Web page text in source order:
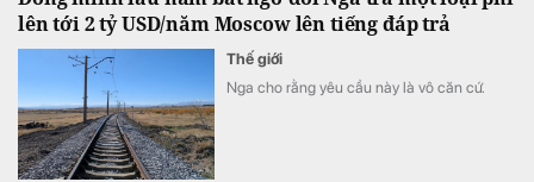
lên tới 2 tỷ USD/năm Moscow lên tiếng đáp trả
Thế giới
Nga cho rằng yêu cầu này là vô căn cứ.